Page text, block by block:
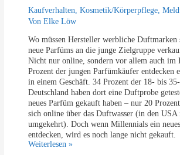
z
e
w
i
s
s
e
n
w
o
l
l
t
t
i
k
S
a
m
m
e
n
Kaufverhalten ,Kosmetik/Körperpflege ,
VonElke Löw
Wo müssen Hersteller werbliche Duftmarken
neue Parfüms an die junge Zielgruppe
Nicht nur online, sondern vor allem auch im
Prozent der jungen Parfümkäufer entdecken
in einem Geschäft. 34 Prozent der 18- bis
Deutschland haben dort eine Duftprobe
neues Parfüm gekauft haben – nur 20
sich online über das Duftwasser (in den USA
umgekehrt). Doch wenn Millennials ein
entdecken, wird es noch lange nicht gekauft.
W
Weiterlesen »